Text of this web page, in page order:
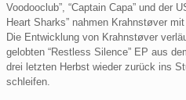
Voodooclub”, “Captain Capa” und der
Heart Sharks” nahmen Krahnstøver
Die Entwicklung von Krahnstøver
gelobten “Restless Silence” EP aus
drei letzten Herbst wieder zurück ins
schleifen.